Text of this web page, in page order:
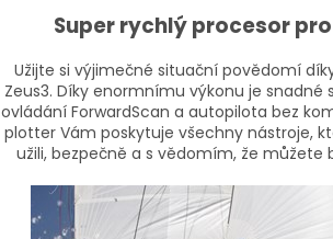
Super rychlý procesor
Užijte si výjimečné situační povědomí
Zeus3. Díky enormnímu výkonu je snadné
ovládání ForwardScan a autopilota bez
plotter Vám poskytuje všechny nástroje,
užili, bezpečně a s vědomím, že můžete